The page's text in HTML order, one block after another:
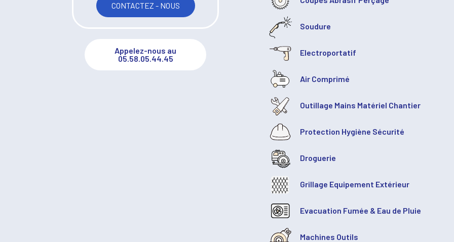
CONTACTEZ - NOUS
Appelez-nous au
05.58.05.44.45
Soudure
Electroportatif
Air Comprimé
Outillage Mains Matériel Chantier
Protection Hygiène Sécurité
Droguerie
Grillage Equipement Extérieur
Evacuation Fumée & Eau de Pluie
Machines Outils